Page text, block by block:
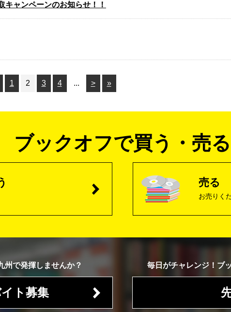
キャンペーンのお知らせ！！
1 2 3 4 ... > »
ブックオフで買う・売る
売る
お売りく
州で発揮しませんか？
ト募集
毎日がチャレンジ！ ブ